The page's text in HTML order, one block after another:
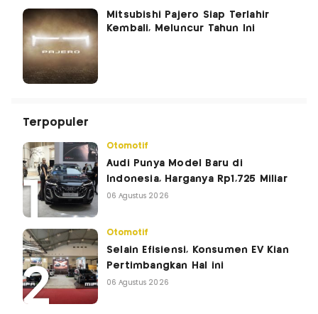
Mitsubishi Pajero Siap Terlahir
Kembali, Meluncur Tahun Ini
Terpopuler
Otomotif
Audi Punya Model Baru di
Indonesia, Harganya Rp1,725 Miliar
06 Agustus 2026
Otomotif
Selain Efisiensi, Konsumen EV Kian
Pertimbangkan Hal ini
06 Agustus 2026